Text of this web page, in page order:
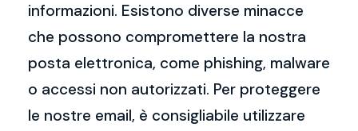
informazioni. Esistono diverse minacce
che possono compromettere la nostra
posta elettronica, come phishing, malware
o accessi non autorizzati. Per proteggere
le nostre email, è consigliabile utilizzare